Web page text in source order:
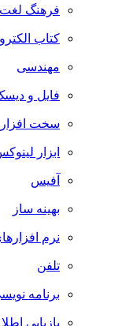
فرهنگ لغت
کتاب
مهندسی
فایل و
سخت افزار
ابزار
آفیس
بهینه ساز
نرم
تلفن
برنامه
بازیابی